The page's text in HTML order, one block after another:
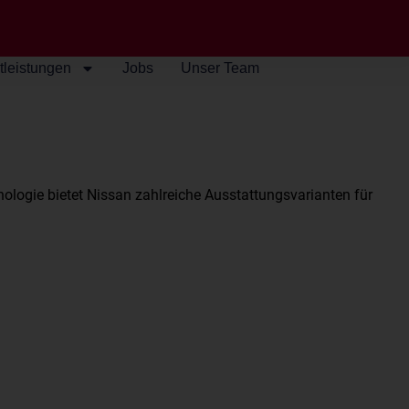
Jobs Unser Team
bietet Nissan zahlreiche Ausstattungsvarianten für